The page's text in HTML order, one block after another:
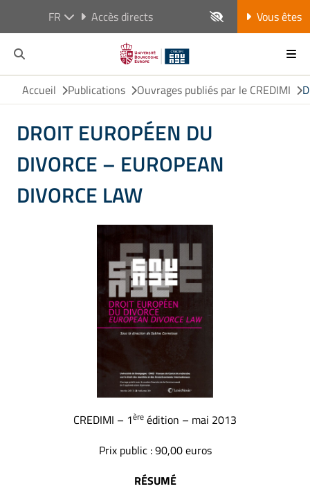
FR Accès directs Vous êtes
Accueil Publications Ouvrages publiés par le CREDIMI
DROIT EUROPÉEN DU
DIVORCE – EUROPEAN
DIVORCE LAW
CREDIMI – 1ère édition – mai 2013
Prix public : 90,00 euros
RÉSUMÉ